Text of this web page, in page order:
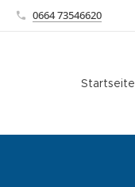
0664 73546620
Startseite